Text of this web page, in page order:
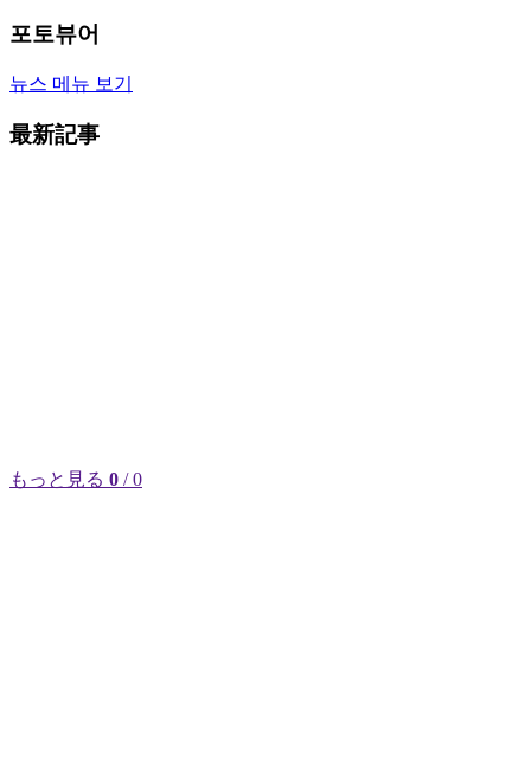
포토뷰어
뉴스 메뉴 보기
最新記事
もっと見る 0 / 0